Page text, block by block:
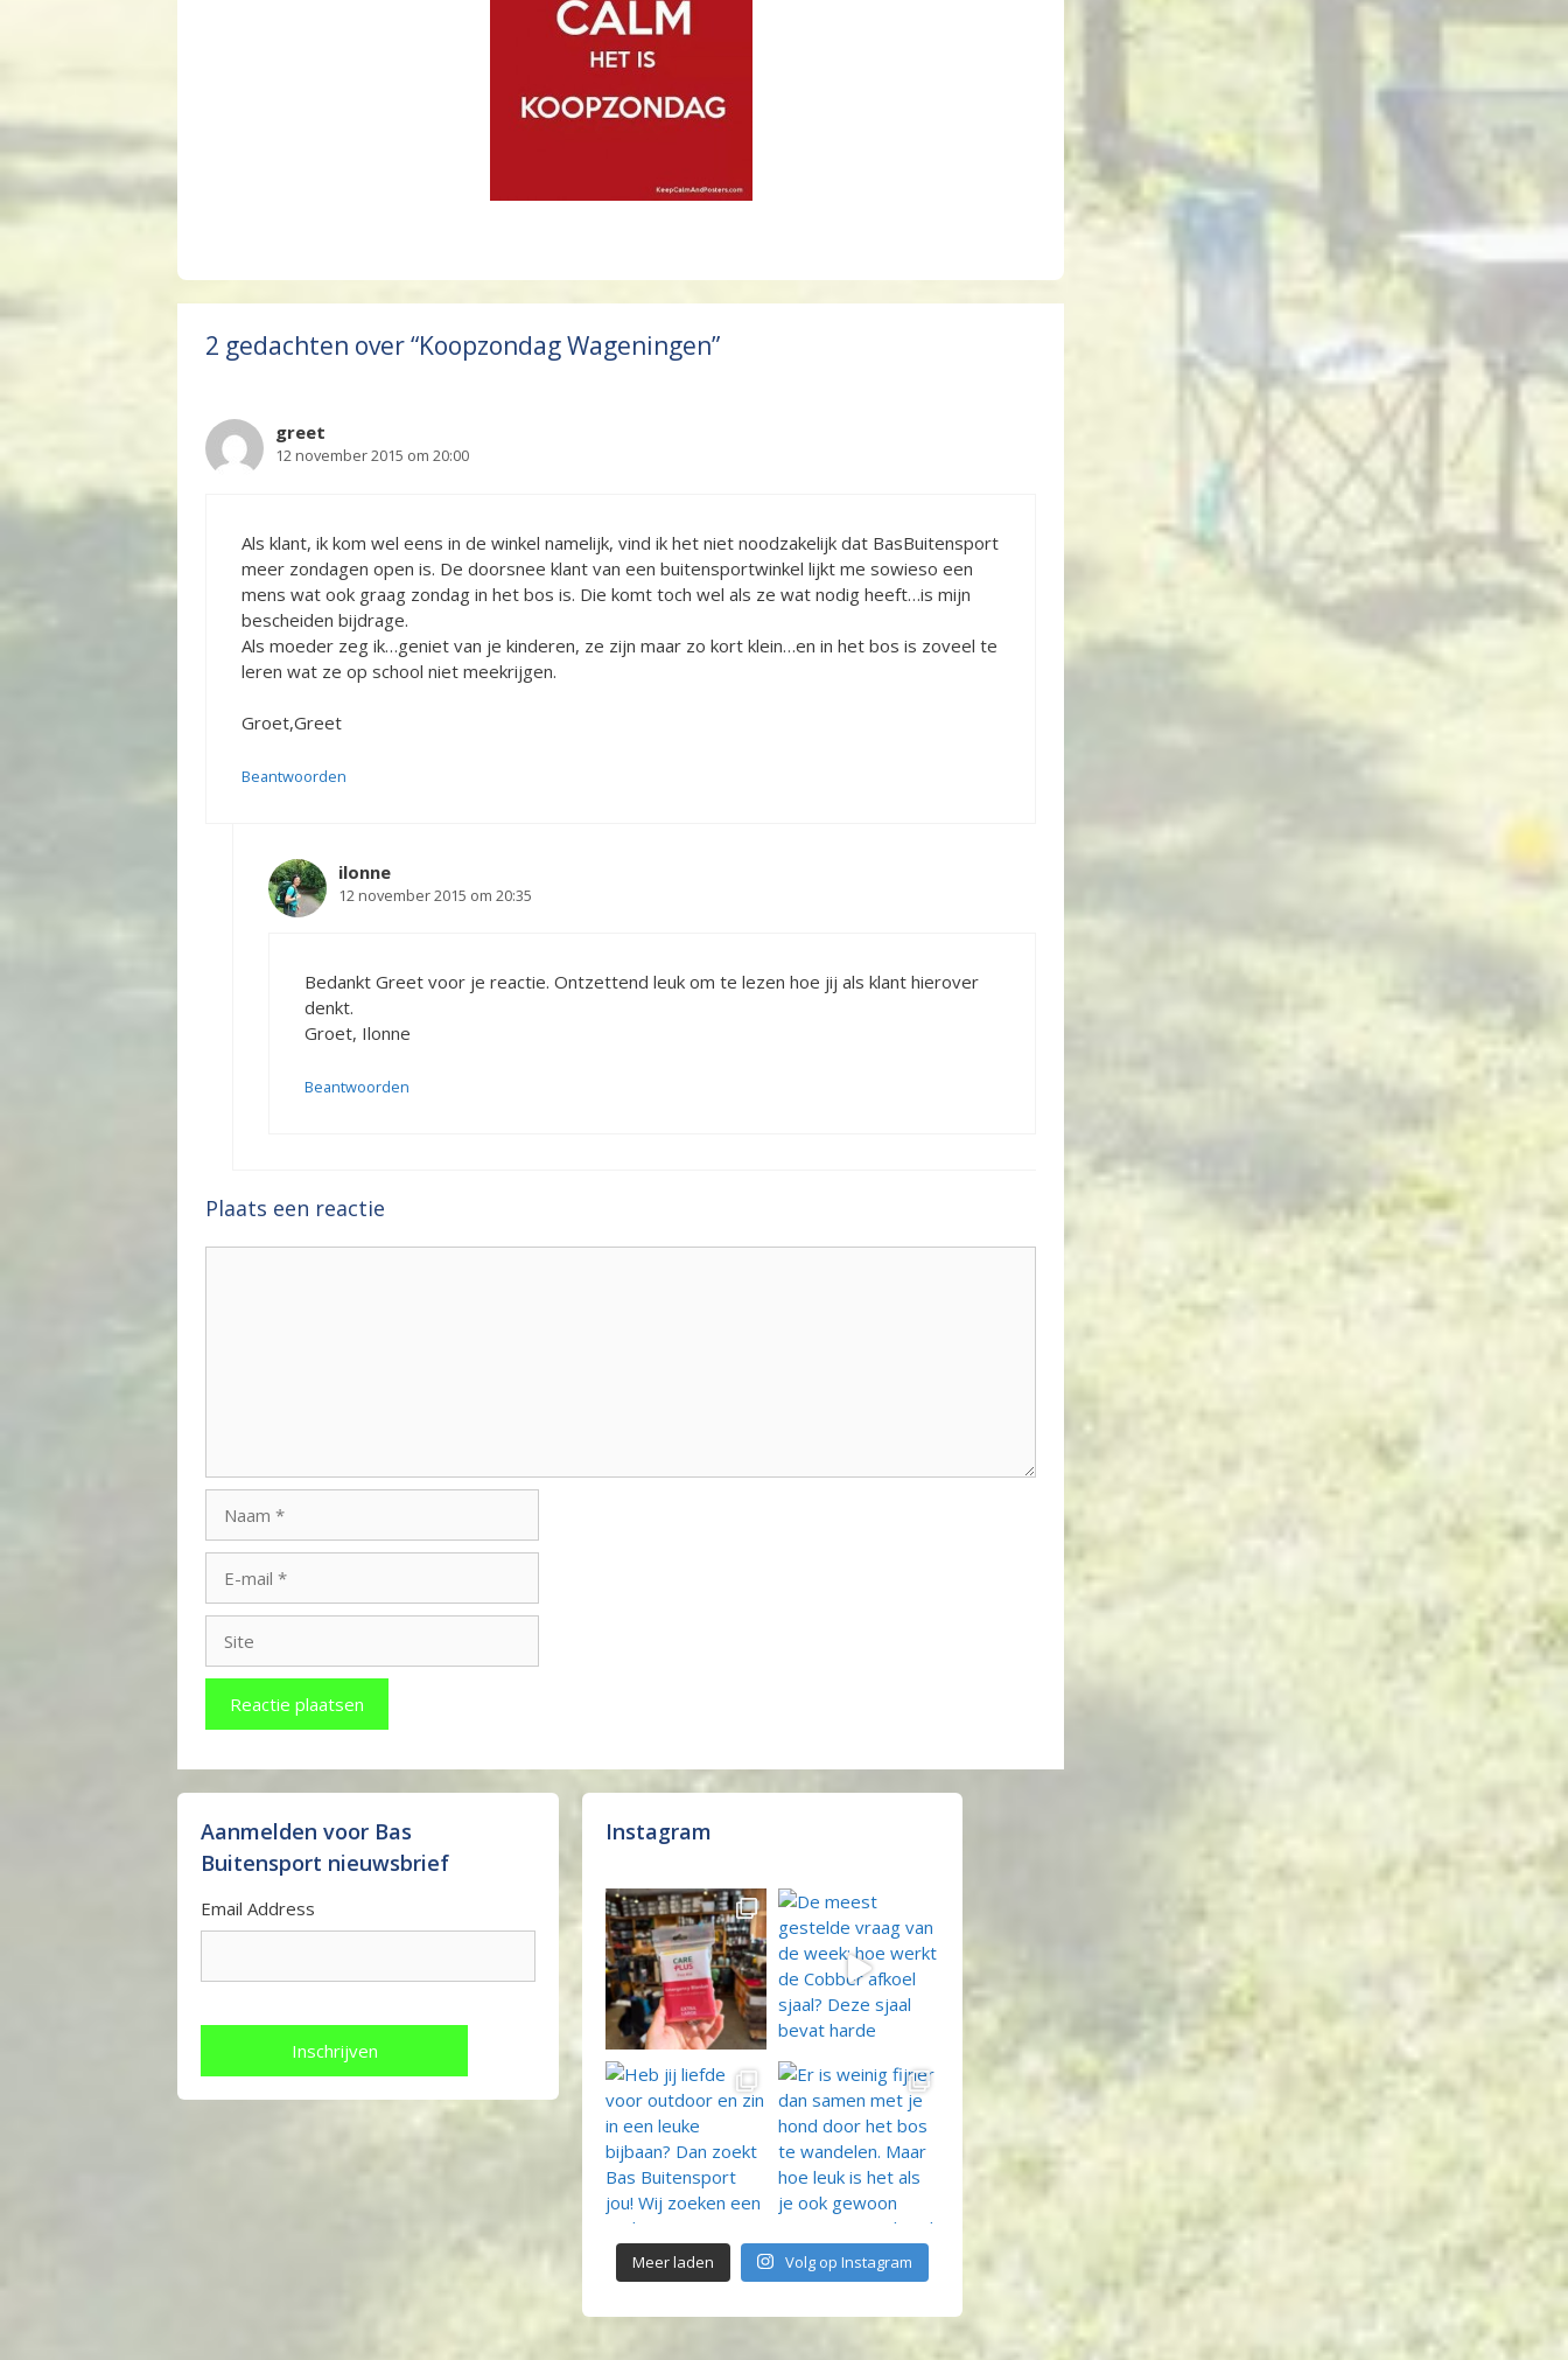
2 gedachten over “Koopzondag Wageningen”
greet
12 november 2015 om 20:00
Als klant, ik kom wel eens in de winkel namelijk, vind ik het niet noodzakelijk dat BasBuitensport
meer zondagen open is. De doorsnee klant van een buitensportwinkel lijkt me sowieso een
mens wat ook graag zondag in het bos is. Die komt toch wel als ze wat nodig heeft…is mijn
bescheiden bijdrage.
Als moeder zeg ik…geniet van je kinderen, ze zijn maar zo kort klein…en in het bos is zoveel te
leren wat ze op school niet meekrijgen.
Groet,Greet
Beantwoorden
ilonne
12 november 2015 om 20:35
Bedankt Greet voor je reactie. Ontzettend leuk om te lezen hoe jij als klant hierover
denkt.
Groet, Ilonne
Beantwoorden
Plaats een reactie
mail
Aanmelden voor Bas
Buitensport nieuwsbrief
Email Address
Instagram
Meer laden Volg op Instagram